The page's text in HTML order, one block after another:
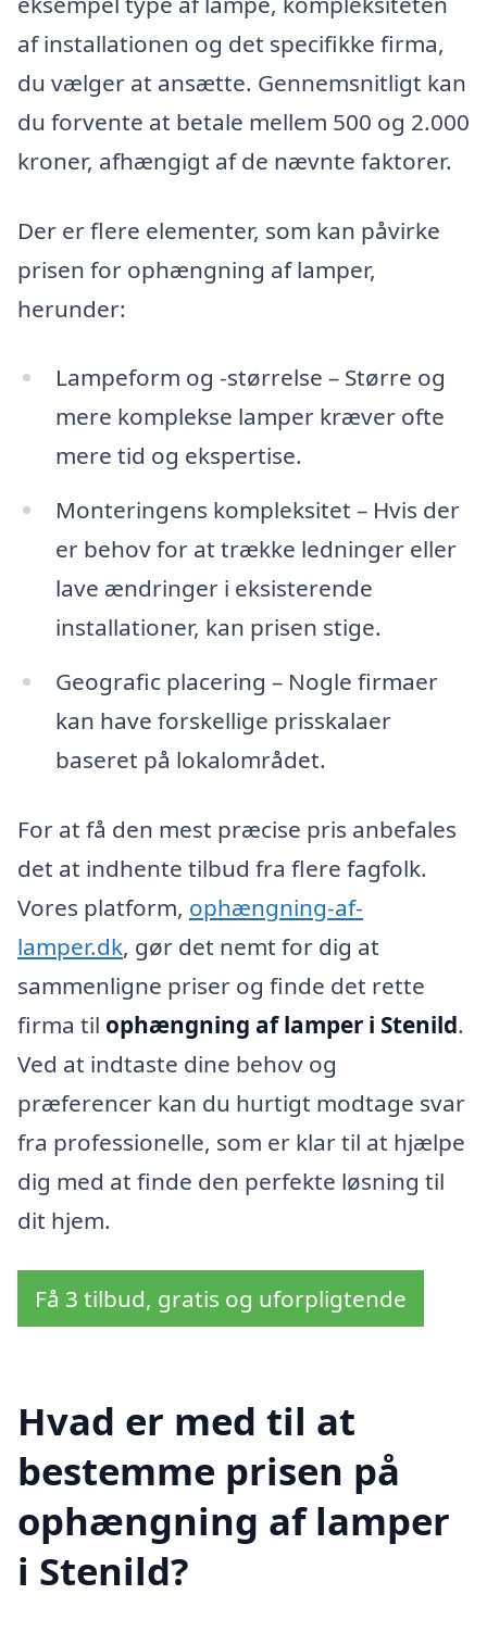
af installationen og det specifikke firma,
du vælger at ansætte. Gennemsnitligt kan
du forvente at betale mellem 500 og 2.000
kroner, afhængigt af de nævnte faktorer.
Der er flere elementer, som kan påvirke
prisen for ophængning af lamper,
herunder:
Lampeform og -størrelse – Større og
mere komplekse lamper kræver ofte
mere tid og ekspertise.
Monteringens kompleksitet – Hvis der
er behov for at trække ledninger eller
lave ændringer i eksisterende
installationer, kan prisen stige.
Geografic placering – Nogle firmaer
kan have forskellige prisskalaer
baseret på lokalområdet.
For at få den mest præcise pris anbefales
det at indhente tilbud fra flere fagfolk.
Vores platform, ophængning-af-
lamper.dk, gør det nemt for dig at
sammenligne priser og finde det rette
firma til ophængning af lamper i Stenild.
Ved at indtaste dine behov og
præferencer kan du hurtigt modtage svar
fra professionelle, som er klar til at hjælpe
dig med at finde den perfekte løsning til
dit hjem.
Få 3 tilbud, gratis og uforpligtende
Hvad er med til at
bestemme prisen på
ophængning af lamper
i Stenild?